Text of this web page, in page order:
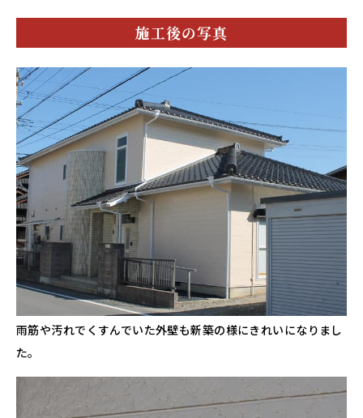
施工後の写真
雨筋や汚れでくすんでいた外壁も新築の様にきれいになりまし
た。